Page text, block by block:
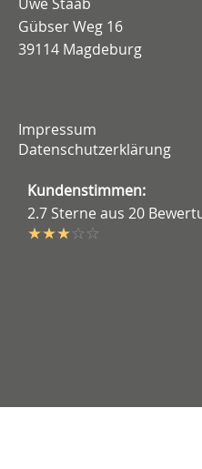
Gübser Weg 16
39114 Magdeburg
Impressum
Datenschutzerklärung
Kundenstimmen:
2.7 Sterne aus 20